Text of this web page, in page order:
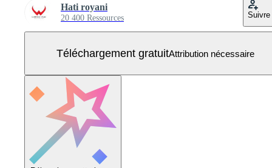
Hati royani
20 400 Ressources Suivre
Téléchargement gratuitAttribution nécessaire